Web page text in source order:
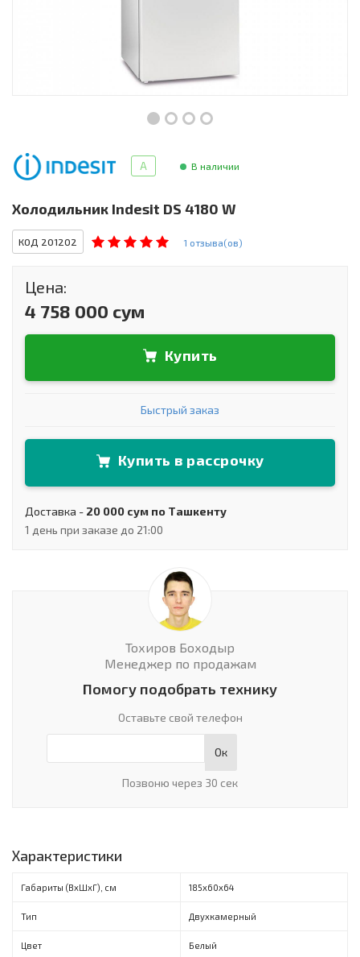
Сантехника A В наличии
Холодильник Indesit DS 4180 W
КОД 201202 1 отзыва(ов)
Цена:
4 758 000 сум
Купить
Быстрый заказ
Купить в рассрочку
Доставка - 20 000 сум по Ташкенту
1 день при заказе до 21:00
Тохиров Боходыр
Менеджер по продажам
Помогу подобрать технику
Оставьте свой телефон
Ок
Позвоню через 30 сек
Характеристики
Габариты (ВxШxГ), см 185х60х64
Тип Двухкамерный
Цвет Белый